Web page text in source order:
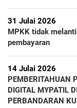
31 Julai 2026
MPKK tidak
pembayaran
14 Julai 2026
PEMBERITAHUAN
DIGITAL MYPATIL
PERBANDARAN